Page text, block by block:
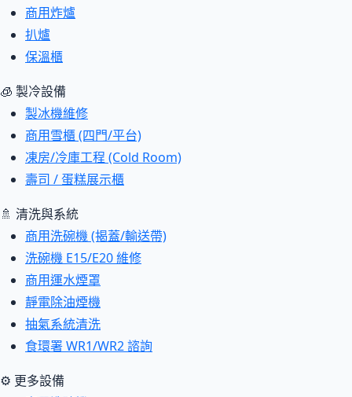
商用炸爐
扒爐
保溫櫃
🧊 製冷設備
製冰機維修
商用雪櫃 (四門/平台)
凍房/冷庫工程 (Cold Room)
壽司 / 蛋糕展示櫃
🚿 清洗與系統
商用洗碗機 (揭蓋/輸送帶)
洗碗機 E15/E20 維修
商用運水煙罩
靜電除油煙機
抽氣系統清洗
食環署 WR1/WR2 諮詢
⚙ 更多設備